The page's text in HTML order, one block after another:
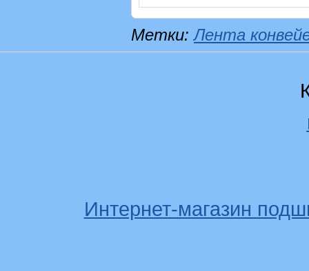
Метки:Лента
Интернет-магазин